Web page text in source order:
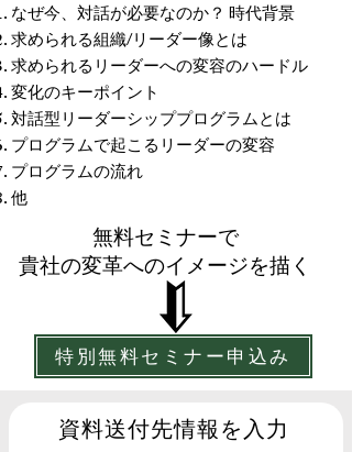
なぜ今、対話が必要なのか？ 時代背景
求められる組織/リーダー像とは
求められるリーダーへの変容のハードル
変化のキーポイント
​対話型リーダーシッププログラムとは
プログラムで起こるリーダーの変容
プログラムの流れ
​他
無料セミナーで
貴社の変革へのイメージを描く
特別無料セミナー申込み
資料送付先情報を入力​